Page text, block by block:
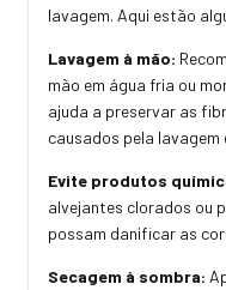
lavagem. Aqui estão
Lavagem à mão:
mão em água fria ou
ajuda a preservar as
causados pela lavagem
Evite produtos
alvejantes clorados ou
possam danificar as
Secagem à sombra: